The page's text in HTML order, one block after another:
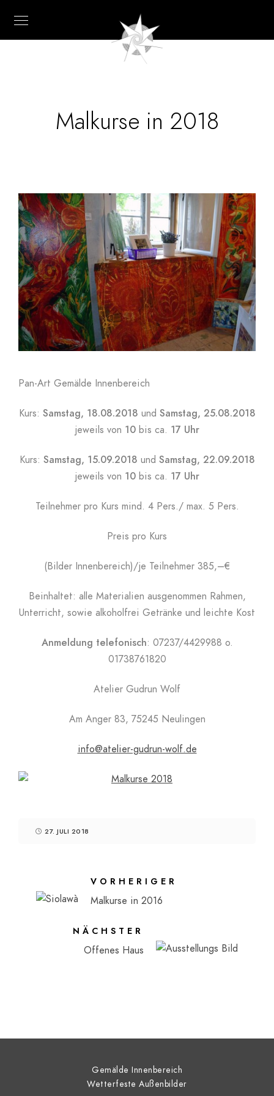
Malkurse in 2018
Pan-Art Gemälde Innenbereich
Kurs: Samstag, 18.08.2018 und Samstag, 25.08.2018
jeweils von 10 bis ca. 17 Uhr
Kurs: Samstag, 15.09.2018 und Samstag, 22.09.2018
jeweils von 10 bis ca. 17 Uhr
Teilnehmer pro Kurs mind. 4 Pers./ max. 5 Pers.
Preis pro Kurs
(Bilder Innenbereich)/je Teilnehmer 385,–€
Beinhaltet: alle Materialien ausgenommen Rahmen,
Unterricht, sowie alkoholfrei Getränke und leichte Kost
Anmeldung telefonisch: 07237/4429988 o.
01738761820
Atelier Gudrun Wolf
Am Anger 83, 75245 Neulingen
info@atelier-gudrun-wolf.de
27. JULI 2018
VORHERIGER
Malkurse in 2016
NÄCHSTER
Offenes Haus
Gemälde Innenbereich
Wetterfeste Außenbilder